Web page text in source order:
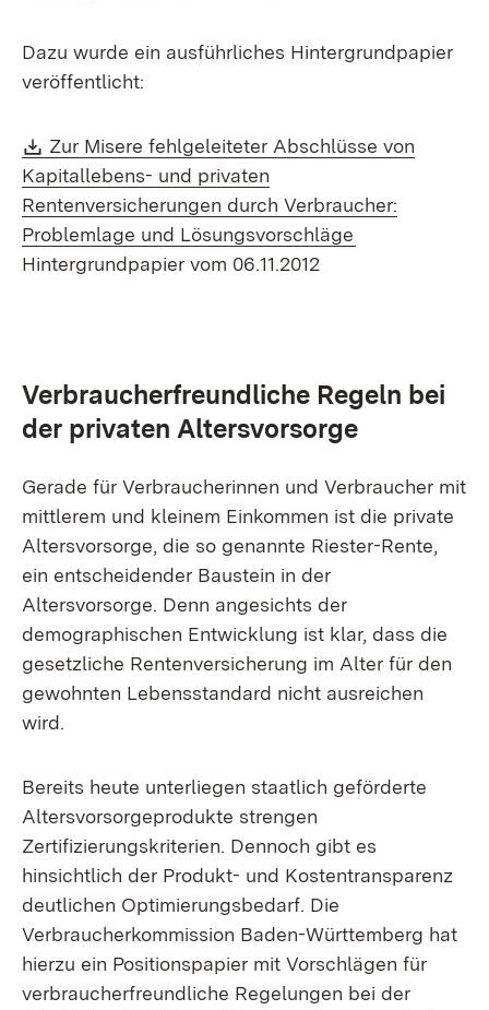
Dazu wurde ein ausführliches Hintergrundpapier
veröffentlicht:
Download:
Zur Misere fehlgeleiteter Abschlüsse von
Kapitallebens- und privaten
Rentenversicherungen durch Verbraucher:
Problemlage und Lösungsvorschläge
Hintergrundpapier vom 06.11.2012
Verbraucherfreundliche Regeln bei
der privaten Altersvorsorge
Gerade für Verbraucherinnen und Verbraucher mit
mittlerem und kleinem Einkommen ist die private
Altersvorsorge, die so genannte Riester-Rente,
ein entscheidender Baustein in der
Altersvorsorge. Denn angesichts der
demographischen Entwicklung ist klar, dass die
gesetzliche Rentenversicherung im Alter für den
gewohnten Lebensstandard nicht ausreichen
wird.
Bereits heute unterliegen staatlich geförderte
Altersvorsorgeprodukte strengen
Zertifizierungskriterien. Dennoch gibt es
hinsichtlich der Produkt- und Kostentransparenz
deutlichen Optimierungsbedarf. Die
Verbraucherkommission Baden-Württemberg hat
hierzu ein Positionspapier mit Vorschlägen für
verbraucherfreundliche Regelungen bei der